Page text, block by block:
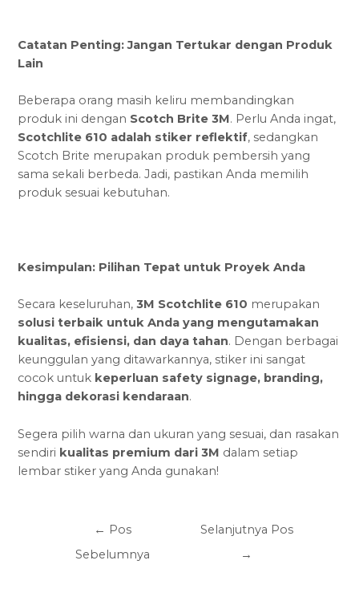
Catatan Penting: Jangan Tertukar dengan Produk
Lain
Beberapa orang masih keliru membandingkan
produk ini dengan Scotch Brite 3M. Perlu Anda ingat,
Scotchlite 610 adalah stiker reflektif, sedangkan
Scotch Brite merupakan produk pembersih yang
sama sekali berbeda. Jadi, pastikan Anda memilih
produk sesuai kebutuhan.
Kesimpulan: Pilihan Tepat untuk Proyek Anda
Secara keseluruhan,3M Scotchlite 610 merupakan
solusi terbaik untuk Anda yang mengutamakan
kualitas, efisiensi, dan daya tahan. Dengan berbagai
keunggulan yang ditawarkannya, stiker ini sangat
cocok untuk keperluan safety signage, branding,
hingga dekorasi kendaraan.
Segera pilih warna dan ukuran yang sesuai, dan rasakan
sendiri kualitas premium dari 3M dalam setiap
lembar stiker yang Anda gunakan!
← Pos
Sebelumnya
Selanjutnya Pos
→